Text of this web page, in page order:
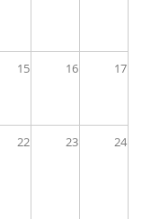
15 16 17
22 23 24